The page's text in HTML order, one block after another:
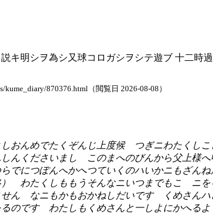
キ明シヲ為シ又球コロガシヲシテ遊ブ 十二時
870376.html（閲覧日 2026-08-08）
んめでたくぞんじ上度候 つぎニわたくしこ
んくださいまし このまへのびんから父上様
につぽんへかへつていくのハいかニもざん
わたくしももうそんなニいつまでもこゝニ
ん なニもかもおかねしだいです くめさんハ
のです わたしもくめさんと一しよにかへる